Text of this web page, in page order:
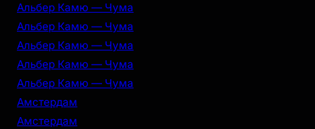
Альбер Камю — Чума
Альбер Камю — Чума
Альбер Камю — Чума
Альбер Камю — Чума
Альбер Камю — Чума
Амстердам
Амстердам